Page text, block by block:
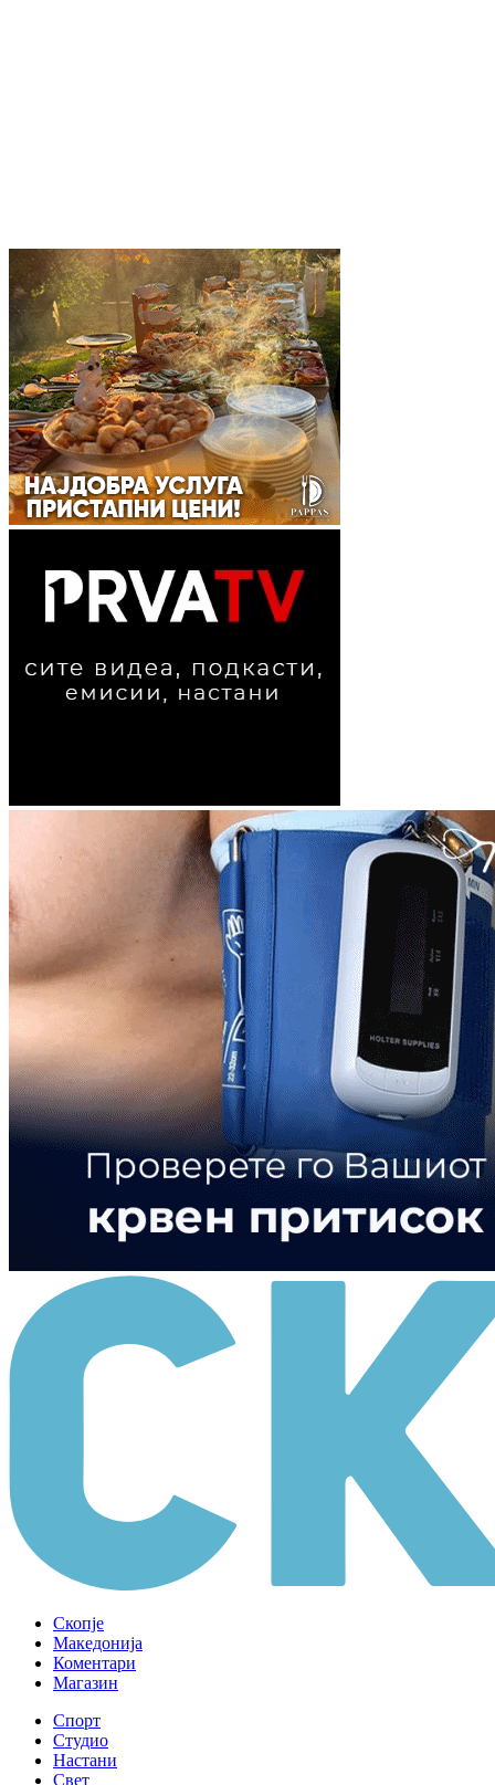
Скопје
Македонија
Коментари
Магазин
Спорт
Студио
Настани
Свет